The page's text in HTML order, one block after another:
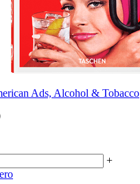
Ads, Alcohol & Tobacco
+